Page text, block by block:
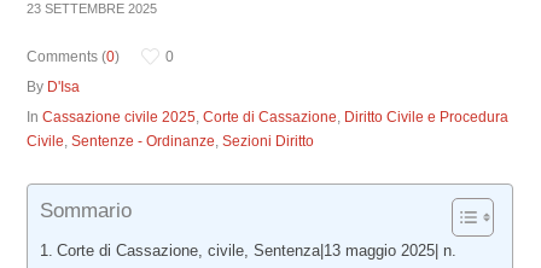
23 SETTEMBRE 2025
Comments (0)
0
By D'Isa
InCassazione civile 2025,Corte di Cassazione, Diritto Civile e Procedura
Civile,Sentenze - Ordinanze,Sezioni Diritto
Sommario
Corte di Cassazione, civile, Sentenza|13 maggio 2025| n.